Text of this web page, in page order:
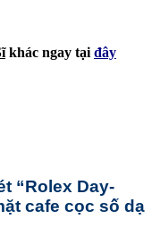
khác ngay tại đây
“Rolex Day-
cafe cọc số dạ